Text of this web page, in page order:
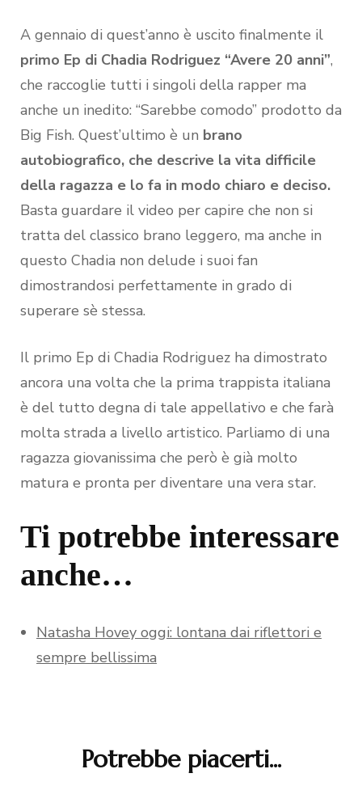
A gennaio di quest’anno è uscito finalmente il
primo Ep di Chadia Rodriguez “Avere 20 anni”,
che raccoglie tutti i singoli della rapper ma
anche un inedito: “Sarebbe comodo” prodotto da
Big Fish. Quest’ultimo è un brano
autobiografico, che descrive la vita difficile
della ragazza e lo fa in modo chiaro e deciso.
Basta guardare il video per capire che non si
tratta del classico brano leggero, ma anche in
questo Chadia non delude i suoi fan
dimostrandosi perfettamente in grado di
superare sè stessa.
Il primo Ep di Chadia Rodriguez ha dimostrato
ancora una volta che la prima trappista italiana
è del tutto degna di tale appellativo e che farà
molta strada a livello artistico. Parliamo di una
ragazza giovanissima che però è già molto
matura e pronta per diventare una vera star.
Ti potrebbe interessare
anche…
Natasha Hovey oggi: lontana dai riflettori e
sempre bellissima
NavigazionePotrebbe piacerti...